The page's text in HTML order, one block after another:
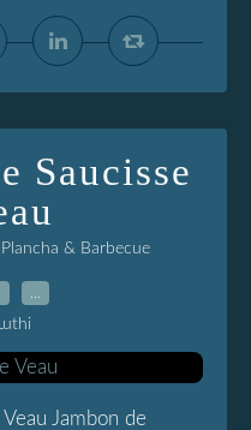
Saucisse
Plancha & Barbecue
Jambon de